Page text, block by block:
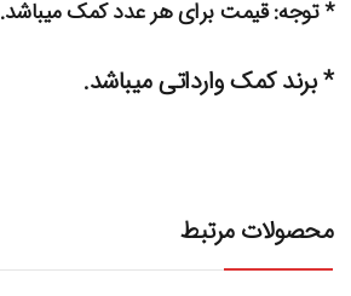
* توجه: قیمت برای هر عدد کمک میباشد.
* برند کمک وارداتی میباشد.
محصولات مرتبط